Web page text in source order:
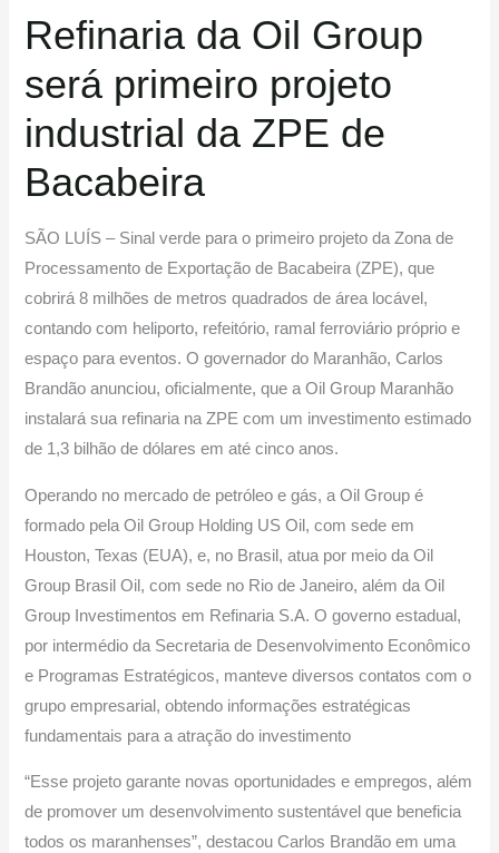
Refinaria da Oil Group
será primeiro projeto
industrial da ZPE de
Bacabeira
SÃO LUÍS – Sinal verde para o primeiro projeto da Zona de
Processamento de Exportação de Bacabeira (ZPE), que
cobrirá 8 milhões de metros quadrados de área locável,
contando com heliporto, refeitório, ramal ferroviário próprio e
espaço para eventos. O governador do Maranhão, Carlos
Brandão anunciou, oficialmente, que a Oil Group Maranhão
instalará sua refinaria na ZPE com um investimento estimado
de 1,3 bilhão de dólares em até cinco anos.
Operando no mercado de petróleo e gás, a Oil Group é
formado pela Oil Group Holding US Oil, com sede em
Houston, Texas (EUA), e, no Brasil, atua por meio da Oil
Group Brasil Oil, com sede no Rio de Janeiro, além da Oil
Group Investimentos em Refinaria S.A. O governo estadual,
por intermédio da Secretaria de Desenvolvimento Econômico
e Programas Estratégicos, manteve diversos contatos com o
grupo empresarial, obtendo informações estratégicas
fundamentais para a atração do investimento
“Esse projeto garante novas oportunidades e empregos, além
de promover um desenvolvimento sustentável que beneficia
todos os maranhenses”, destacou Carlos Brandão em uma